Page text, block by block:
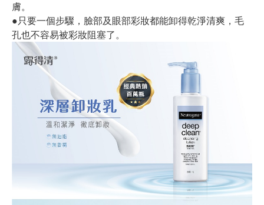
膚。
●只要一個步驟，臉部及眼部彩妝都能卸得乾淨清爽，毛
孔也不容易被彩妝阻塞了。